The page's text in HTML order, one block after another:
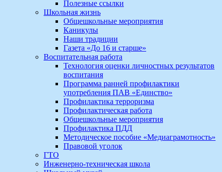
Полезные ссылки
Школьная жизнь
Общешкольные мероприятия
Каникулы
Наши традиции
Газета «До 16 и старше»
Воспитательная работа
Технология оценки личностных результатов
воспитания
Программа ранней профилактики
употребления ПАВ «Единство»
Профилактика терроризма
Профилактическая работа
Общешкольные мероприятия
Профилактика ПДД
Методическое пособие «Медиаграмотность»
Правовой уголок
ГТО
Инженерно-техническая школа